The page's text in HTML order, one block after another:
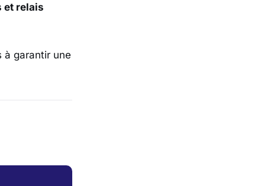
et relais
à garantir une